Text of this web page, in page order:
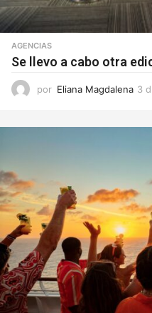
AGENCIAS
Se llevo a cabo otra
por Eliana Magdalena 3